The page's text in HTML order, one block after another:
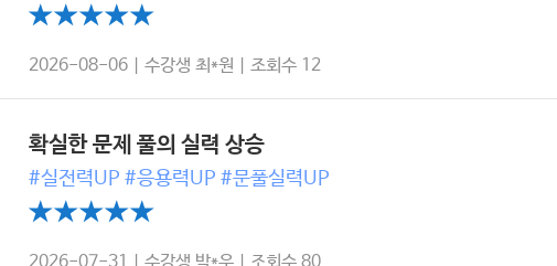
2026-08-06 | 수강생 최*원 | 조회수 12
확실한 문제 풀의 실력 상승
#실전력UP #응용력UP #문풀실력UP